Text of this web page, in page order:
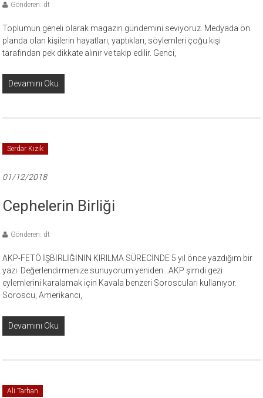
Gönderen: dt
Toplumun geneli olarak magazin gündemini seviyoruz. Medyada ön
planda olan kişilerin hayatları, yaptıkları, söylemleri çoğu kişi
tarafından pek dikkate alınır ve takip edilir. Genci,
Devamını Oku
Serdar Kızık
01/12/2018
Cephelerin Birliği
Gönderen: dt
AKP-FETÖ İŞBİRLİĞİNİN KIRILMA SÜRECİNDE 5 yıl önce yazdığım bir
yazı. Değerlendirmenize sunuyorum yeniden…AKP şimdi gezi
eylemlerini karalamak için Kavala benzeri Soroscuları kullanıyor.
Soroscu, Amerikancı,
Devamını Oku
Ali Tarhan